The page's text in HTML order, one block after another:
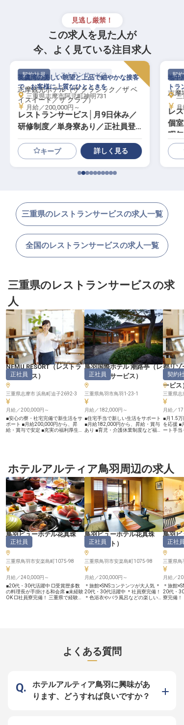
見逃し厳禁！
この求人を見た人が
今、よく見ている注目求人
契約社員 レストランサービス
志摩観光ホテル（ザ クラシック／ザ ベ
イスイート／ザ クラブ）
レストランサービス│月9日休み／
研修制度／単身寮あり／正社員登
用あり
英虞湾の美しい眺望と上品で細やかな接客
で、お客様に上質なひとときを
三重県志摩市阿児町神明731
月給／200,000円～
キープ 詳しく見る
契約
志摩
レ
個
暇年
地中
トラ
三
月
三重県のレストランサービスの求人一覧
全国のレストランサービスの求人一覧
三重県のレストランサービスの求
人
NEMU RESORT（レストラ
ンサービス ）
正社員
三重県志摩市 浜島町迫子2692-3
月給／200,000円～
■安心の寮・社宅完備で新生活をサ
ポート ■月給200,000円から、昇
給・賞与で安定 ■充実の福利厚生と
られないひとときを提供しません
か。 私たちは、訪れるすべての方
に心からくつろいでいただけるよ
う、細やかな気配りと温かい笑顔を
大切にしています。 レストランで
は、地元の旬の食材を活かした料理
と共に、お客様の特別な時間を演出
するサービスを心がけています。
あなたの「おもてなしの心」が、お
客様の旅の思い出をより一層輝かせ
ます。 経験を活かし、お客様の笑
顔を直接感じられるやりがいのある
仕事です。 ーー【安心して長く働
ける環境と、成長を支えるサポー
ト】 当施設では、従業員が安心し
て長く働けるよう、充実した福利厚
生とサポート体制を整えています。
従業員寮・社宅を完備しており、遠
方からの転職や新生活を始める方も
安心してスタートできます。 月給
200,000円からの安定した給与に加
え、年2回の賞与や年1回の昇給
で、あなたの頑張りをしっかりと評
価します。 社会保険完備はもちろ
鳥羽国際ホテル 潮路亭（レ
ストランサービス ）
正社員
三重県鳥羽市鳥羽1-23-1
月給／182,000円～
■住宅手当で新しい生活をサポート
■月給182,000円から、昇給・賞与
あり ■育児・介護休業制度など福利
レストランサービスのお仕事です。
フレンチや和食など、多彩なレスト
ランでテーブルセッティングから配
膳、ドリンク作成まで、幅広い業務
を通じてお客様の笑顔を間近で感じ
られます。 おもてなしの心を大切
にし、お客様一人ひとりに合わせた
きめ細やかなサービスを提供するこ
とで、忘れられない思い出作りに貢
献できます。 ーー【安心して長く
働ける、充実した環境】 社会保険
完備はもちろん、家族手当や育児・
介護休業制度など、ライフステージ
の変化にも対応できる福利厚生が充
実しています。 従業員割引制度や
制服貸与もあり、安心して長く働け
る環境です。チームワークを大切に
する職場で、先輩スタッフが丁寧に
サポートしますので、経験が浅い方
もご安心ください。 お客様の喜び
を自身の成長へと繋げながら、キャ
リアを築いていける職場です。
都リゾ
フォレ
ービス
契約社
三重県
月給／
■月1.5万
を応援 ■
ート手
設では、
ときを提
きな窓か
「はま
40種類
伊勢海
会席料理
お客様
感動をお
しい環境
心を存分
ー【安心
ート体制
が安心
りに力を
の休日と
産前産後
率ともに
ージの変
月
寮も完
募も歓迎
備はもち
を全力で
ホテルアルティア鳥羽周辺の求人
鳥羽ビューホテル花真珠
（和食）
正社員
三重県鳥羽市安楽島町1075-98
月給／240,000円～
■20代・30代活躍中 □受賞歴多数
の料理長が手掛ける和会席 ■未経験
OK □社員寮完備！ 三重県で経験を
勢志摩の味をお届け… 伊勢湾が眼下
た料理長とともに様々な調理法で仕
上げていくので、日々学びや発見が
ありますよ。 …SNS活用で話題の人
鳥羽ビューホテル花真珠
（フロント ）
正社員
三重県鳥羽市安楽島町1075-98
月給／200,000円～
＊旅館×SNSコンテンツが大人気 ＊
20代・30代活躍中 ＊社員寮完備！
＊色浴衣やバラ風呂などの楽しい体
心して旅行を楽しんでいただくため
の充実したアメニティも大変好評！
『すべてのお客様を笑顔に』をテー
旅館で鳥羽の魅力をお届け！… 日本
の旅館文化をお楽しみいただける伝
統的な面もありながら、SNS運用を
活発的に行なっており、初投稿の動
鳥羽ビ
（仲居
正社員
三重県
月給／
＊旅館
20代・
寮完備！
『すべて
よくある質問
ホテルアルティア鳥羽に興味があ
ります、どうすれば良いですか？